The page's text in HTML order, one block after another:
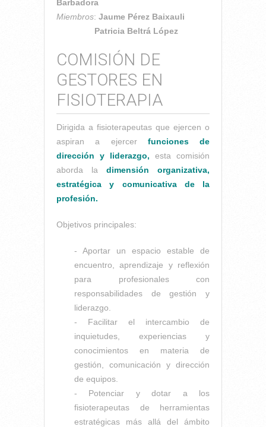
Barbadora
Miembros: Jaume Pérez Baixauli
Patricia Beltrá López
COMISIÓN DE
GESTORES EN
FISIOTERAPIA
Dirigida a fisioterapeutas que ejercen o
aspiran a ejercerfunciones de
dirección y liderazgo,
esta comisión
aborda la dimensión organizativa,
estratégica y comunicativa de la
profesión.
Objetivos principales:
- Aportar un espacio estable de
encuentro, aprendizaje y reflexión
para profesionales con
responsabilidades de gestión y
liderazgo.
- Facilitar el intercambio de
inquietudes, experiencias y
conocimientos en materia de
gestión, comunicación y dirección
de equipos.
- Potenciar y dotar a los
fisioterapeutas de herramientas
estratégicas más allá del ámbito